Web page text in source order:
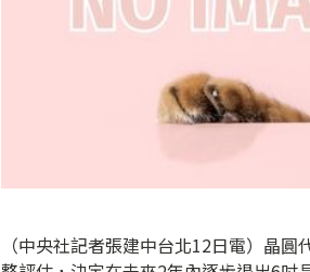
（中央社記者張建中台北12日電）晶